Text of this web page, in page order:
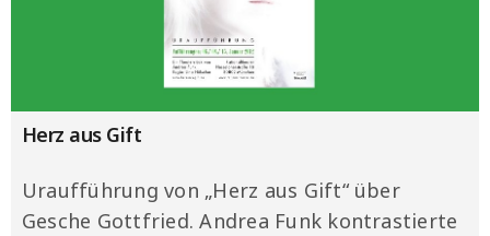
Herz aus Gift
Uraufführung von „Herz aus Gift“ über
Gesche Gottfried. Andrea Funk kontrastierte